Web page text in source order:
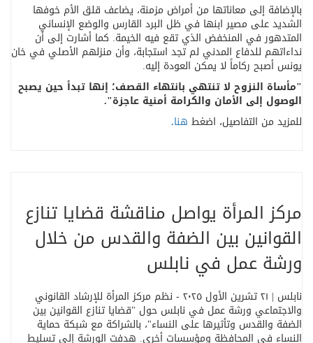
بالإضافة إلى معاناتها من أمراض مزمنة، يضاعف قلق الأم خوفها
الشديد على مصير ابنها في ظل البرد القارس والوضع الإنساني
المتدهور في المنخفض الذي تقع فيه الخيمة. كما أشارت إلى أن
نداءاتهم للدفاع المدني لم تجد استجابة، وأن منزلهم الأصلي في خان
يونس أصبح ركاماً لا يمكن العودة إليه.
"مأساة النزوح لا تنتهي بانتهاء القصف؛ إنها تبدأ حين يصبح
الوصول إلى الأمان والكرامة أمنية عاجزة."
للمزيد من التفاصيل، اضغط هنا.
مركز المرأة يواصل مناقشة قضايا تنازع
القوانين بين الضفة والقدس من خلال
ورشة عمل في نابلس
نابلس | ٢١ تشرين الأول ٢٠٢٥ - نظم مركز المرأة للإرشاد القانوني
والاجتماعي ورشة عمل في نابلس حول "قضايا تنازع القوانين بين
الضفة والقدس وتأثيرها على النساء"، بالشراكة مع شبكة حماية
النساء في المحافظة ومؤسسات أخرى. هدفت الورشة إلى تسليط